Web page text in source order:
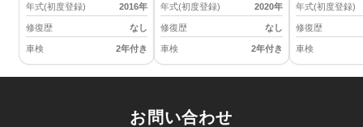
年式(初度登録) 2016年
修復歴 なし
車検 2年付き
年式(初度登録) 2020年
修復歴 なし
車検 2年付き
年式(初度登録)
修復歴
車検
お問い合わせ